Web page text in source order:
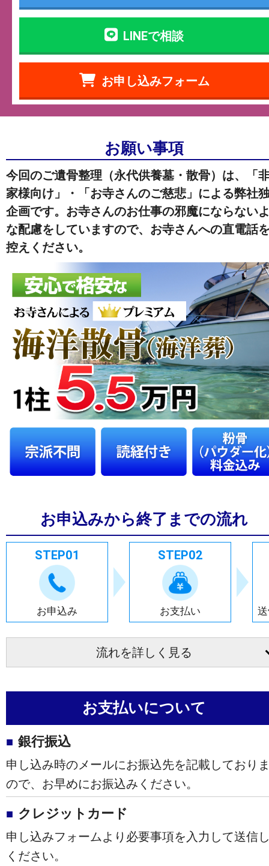
LINEで相談
お申し込みフォーム
お願い事項
今回のご遺骨整理（永代供養墓・散骨）は、「
家様向け」・「お寺さんのご慈悲」による弊社
企画です。お寺さんのお仕事の邪魔にならない
な配慮をしていますので、お寺さんへの直電話
控えください。
お申込みから終了までの流れ
STEP01
お申込み
STEP02
お支払い
お支払いについて
銀行振込
申し込み時のメールにお振込先を記載しており
ので、お早めにお振込みください。
クレジットカード
申し込みフォームより必要事項を入力して送信
ください。